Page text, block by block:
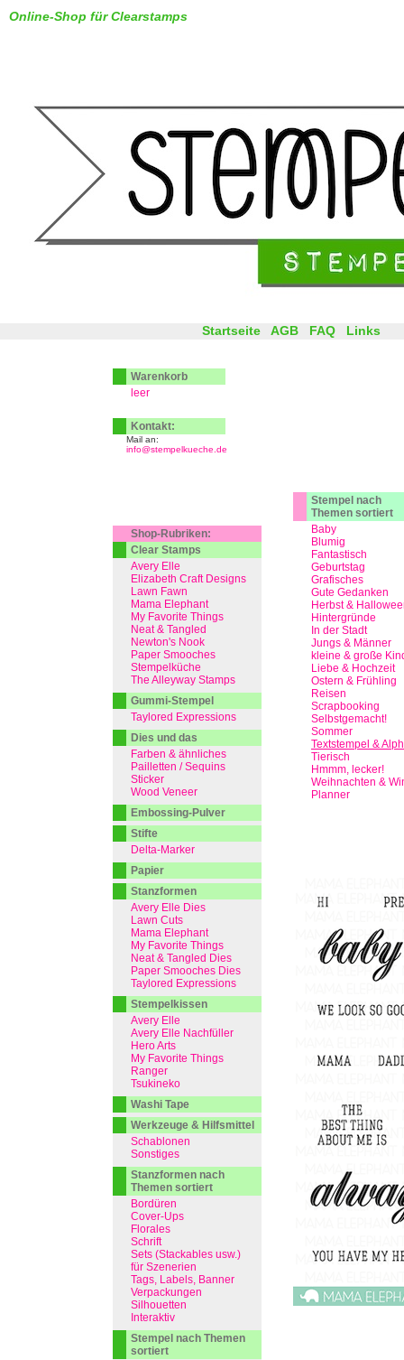
Online-Shop für Clearstamps
Stempel nach
Themen sortiert
Baby
Blumig
Fantastisch
Geburtstag
Grafisches
Gute Gedanken
Herbst &
Hintergründe
In der Stadt
Jungs & Männer
kleine & große
Liebe & Hochzeit
Ostern & Frühling
Reisen
Scrapbooking
Selbstgemacht!
Sommer
Textstempel &
Tierisch
Hmmm, lecker!
Weihnachten &
Planner
Startseite AGB FAQ Links
Warenkorb
leer
Kontakt:
Mail an:
info@stempelkueche.de
Shop-Rubriken:
Clear Stamps
Avery Elle
Elizabeth Craft Designs
Lawn Fawn
Mama Elephant
My Favorite Things
Neat & Tangled
Newton's Nook
Paper Smooches
Stempelküche
The Alleyway Stamps
Gummi-Stempel
Taylored Expressions
Dies und das
Farben & ähnliches
Pailletten / Sequins
Sticker
Wood Veneer
Embossing-Pulver
Stifte
Delta-Marker
Papier
Stanzformen
Avery Elle Dies
Lawn Cuts
Mama Elephant
My Favorite Things
Neat & Tangled Dies
Paper Smooches Dies
Taylored Expressions
Stempelkissen
Avery Elle
Avery Elle Nachfüller
Hero Arts
My Favorite Things
Ranger
Tsukineko
Washi Tape
Werkzeuge & Hilfsmittel
Schablonen
Sonstiges
Stanzformen nach
Themen sortiert
Bordüren
Cover-Ups
Florales
Schrift
Sets (Stackables usw.)
für Szenerien
Tags, Labels, Banner
Verpackungen
Silhouetten
Interaktiv
Stempel nach Themen
sortiert